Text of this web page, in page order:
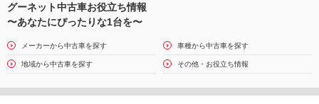
グーネット中古車お役立ち情報
〜あなたにぴったりな1台を〜
メーカーから中古車を探す 車種から中古車を探す
地域から中古車を探す その他・お役立ち情報